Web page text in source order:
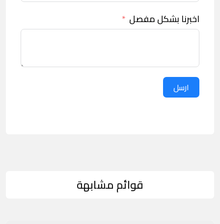
اخبرنا بشكل مفصل
ارسل
قوائم مشابهة